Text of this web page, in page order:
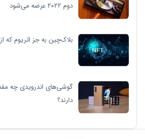
دوم ۲۰۲۲ عرضه می‌شود
بلاک‌چین به جز اتریوم که از NFT پشتیبانی می‌کنند
دارند؟